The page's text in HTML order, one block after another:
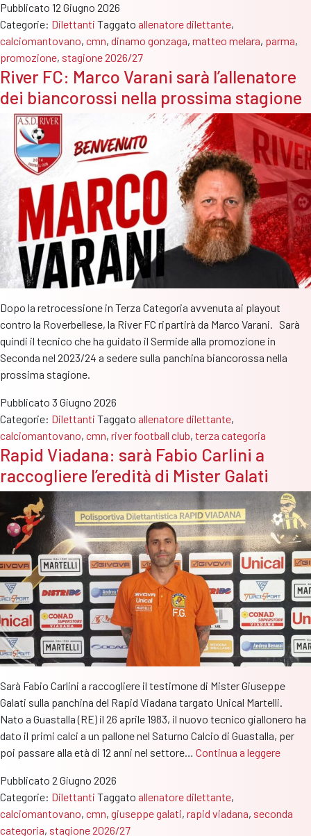
lascia
da
trionfatore
e
al
suo
arriva
l’esordiente
Nizzola
Pubblicato 12 Giugno 2026
Categorie: Dilettanti Taggato allenatore dilettante,
calciomantovano, cmn, dinamo gonzaga, matteo melara, parma,
promozione, stagione 2026/27
River FC: Marco Varani sarà l’allenatore
dei biancorossi nella prossima stagione
Dopo la retrocessione in Terza Categoria avvenuta ai playout
contro la Roverbellese, la River FC ripartirà da Marco Varani. Sarà
quindi il tecnico che ha guidato il Sermide alla promozione in
Seconda nel 2023/24 a sedere sulla panchina biancorossa nella
prossima stagione.
Pubblicato 3 Giugno 2026
Categorie: Dilettanti Taggato allenatore dilettante,
calciomantovano, cmn, river football club, terza categoria
Rapid Viadana: sarà Fabio Carlini a
raccogliere l’eredità di Mister Galati
Sarà Fabio Carlini a raccogliere il testimone di Mister Giuseppe
Galati sulla panchina del Rapid Viadana targato Unical Martelli.
Nato a Guastalla (RE) il 26 aprile 1983, il nuovo tecnico giallonero ha
dato il primi calci a un pallone nel Saturno Calcio di Guastalla, per
poi passare alla età di 12 anni nel settore… Continua a leggereRapid
Carlini
Pubblicato 2 Giugno 2026
Categorie: Dilettanti Taggato allenatore dilettante,
calciomantovano, cmn, giuseppe galati, rapid viadana, seconda
categoria, stagione 2026/27